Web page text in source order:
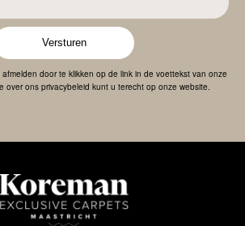
Versturen
door te klikken op de link in de voettekst van onze
over ons privacybeleid kunt u terecht op onze website.